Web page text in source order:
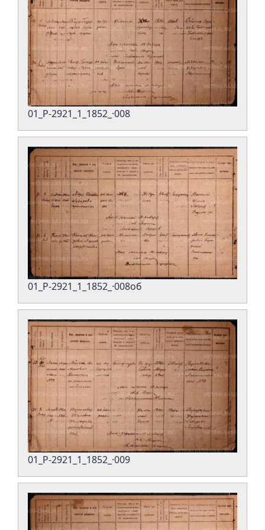
01_Р-2921_1_1852_·008
01_Р-2921_1_1852_·008об
01_Р-2921_1_1852_·009